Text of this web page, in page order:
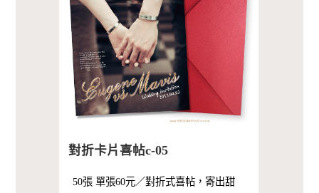
對折卡片喜帖c-05
50張 單張60元／對折式喜帖，寄出甜